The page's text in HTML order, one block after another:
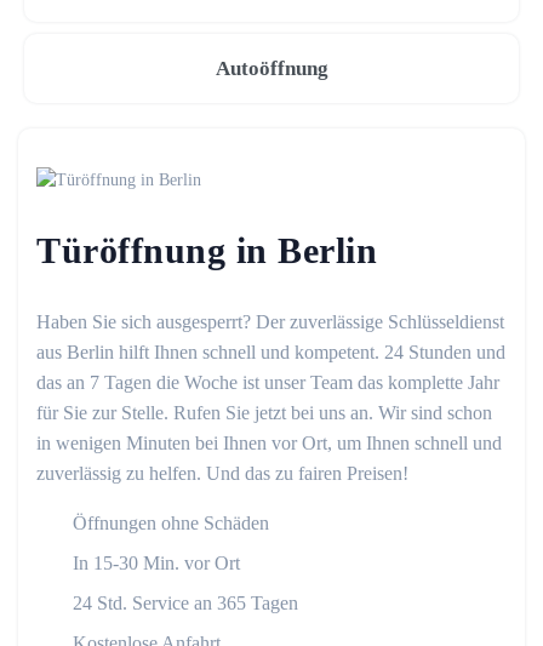
Autoöffnung
Türöffnung in Berlin
Haben Sie sich ausgesperrt? Der zuverlässige Schlüsseldienst
aus Berlin hilft Ihnen schnell und kompetent. 24 Stunden und
das an 7 Tagen die Woche ist unser Team das komplette Jahr
für Sie zur Stelle. Rufen Sie jetzt bei uns an. Wir sind schon
in wenigen Minuten bei Ihnen vor Ort, um Ihnen schnell und
zuverlässig zu helfen. Und das zu fairen Preisen!
Öffnungen ohne Schäden
In 15-30 Min. vor Ort
24 Std. Service an 365 Tagen